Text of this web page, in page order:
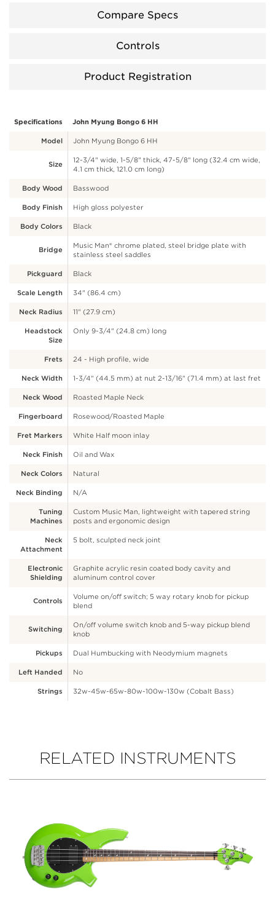
Compare Specs
Controls
Product Registration
Specifications John Myung Bongo 6 HH
Model John Myung Bongo 6 HH
Size
12-3/4" wide, 1-5/8" thick, 47-5/8" long (32.4 cm wide,
4.1 cm thick, 121.0 cm long)
Body Wood Basswood
Body Finish High gloss polyester
Body Colors Black
Bridge
Music Man® chrome plated, steel bridge plate with
stainless steel saddles
Pickguard Black
Scale Length 34" (86.4 cm)
Neck Radius 11" (27.9 cm)
Headstock
Size
Only 9-3/4" (24.8 cm) long
Frets 24 - High profile, wide
Neck Width 1-3/4" (44.5 mm) at nut 2-13/16" (71.4 mm) at last fret
Neck Wood Roasted Maple Neck
Fingerboard Rosewood/Roasted Maple
Fret Markers White Half moon inlay
Neck Finish Oil and Wax
Neck Colors Natural
Neck Binding N/A
Tuning
Machines
Custom Music Man, lightweight with tapered string
posts and ergonomic design
Neck
Attachment
5 bolt, sculpted neck joint
Electronic
Shielding
Graphite acrylic resin coated body cavity and
aluminum control cover
Controls
Volume on/off switch; 5 way rotary knob for pickup
blend
Switching
On/off volume switch knob and 5-way pickup blend
knob
Pickups Dual Humbucking with Neodymium magnets
Left Handed No
Strings 32w-45w-65w-80w-100w-130w (Cobalt Bass)
RELATED INSTRUMENTS